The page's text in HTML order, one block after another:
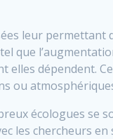
leur permettant
que
dépendent.
ou
écologues se
les chercheurs